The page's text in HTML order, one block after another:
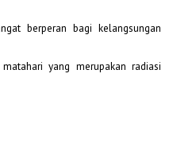
berperan bagi kelangsungan
yang merupakan radiasi